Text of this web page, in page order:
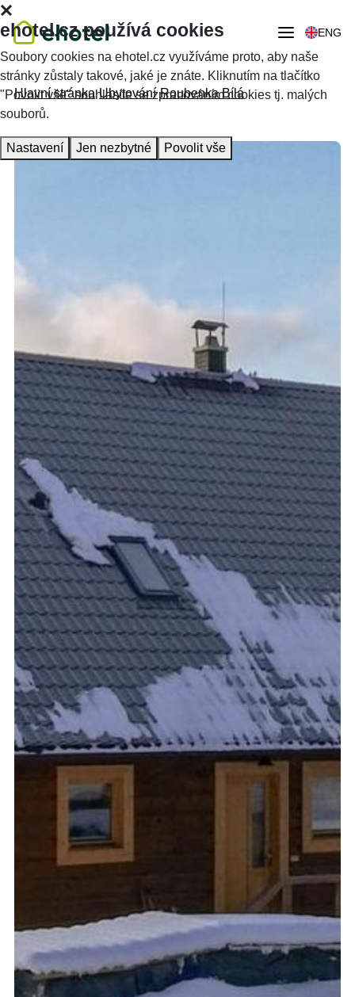
ENG
Hlavní stránka Ubytování Roubenka Bílá
ehotel.cz používá cookies
Soubory cookies na ehotel.cz využíváme proto, aby naše
stránky zůstaly takové, jaké je znáte. Kliknutím na tlačítko
"Povolit vše" souhlasíte se zpracováním cookies tj. malých
souborů.
Nastavení Jen nezbytné Povolit vše